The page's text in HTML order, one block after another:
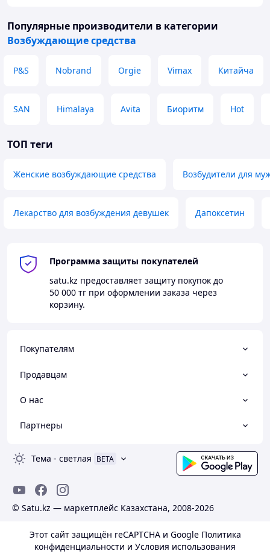
Популярные производители в категории
Возбуждающие средства
P&S Nobrand Orgie Vimax Китайча
SAN Himalaya Avita Биоритм Hot
ТОП теги
Женские возбуждающие средства Возбудители для
Лекарство для возбуждения девушек Дапоксетин
Программа защиты покупателей
satu.kz предоставляет защиту покупок до
50 000 тг при оформлении заказа через
корзину.
Покупателям
Продавцам
О нас
Партнеры
Тема - светлая BETA
© Satu.kz — маркетплейс Казахстана, 2008-2026
Этот сайт защищён reCAPTCHA и Google Политика
конфиденциальности и Условия использования